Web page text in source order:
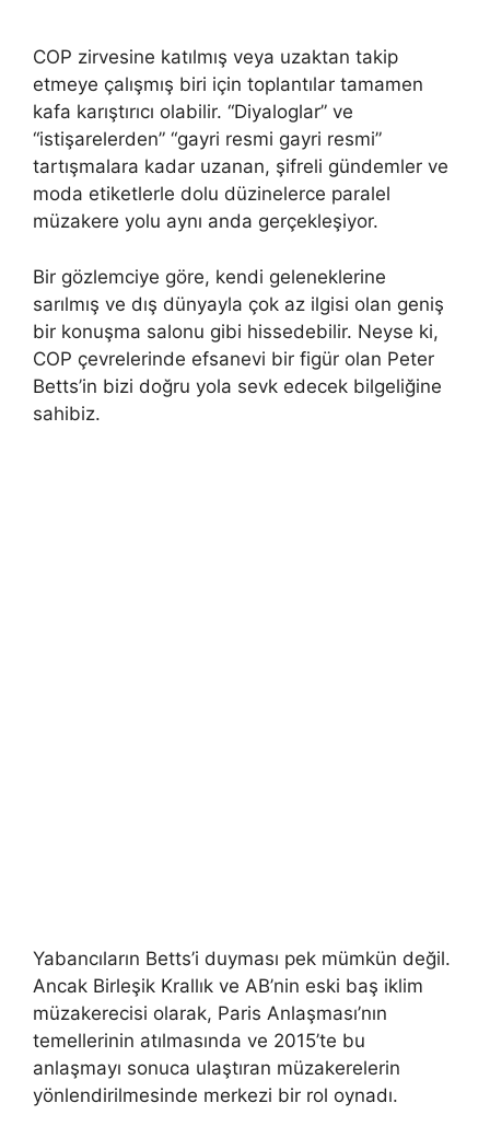
COP zirvesine katılmış veya uzaktan takip
etmeye çalışmış biri için toplantılar tamamen
kafa karıştırıcı olabilir. “Diyaloglar” ve
“istişarelerden” “gayri resmi gayri resmi”
tartışmalara kadar uzanan, şifreli gündemler ve
moda etiketlerle dolu düzinelerce paralel
müzakere yolu aynı anda gerçekleşiyor.
Bir gözlemciye göre, kendi geleneklerine
sarılmış ve dış dünyayla çok az ilgisi olan geniş
bir konuşma salonu gibi hissedebilir. Neyse ki,
COP çevrelerinde efsanevi bir figür olan Peter
Betts’in bizi doğru yola sevk edecek bilgeliğine
sahibiz.
Yabancıların Betts’i duyması pek mümkün değil.
Ancak Birleşik Krallık ve AB’nin eski baş iklim
müzakerecisi olarak, Paris Anlaşması’nın
temellerinin atılmasında ve 2015’te bu
anlaşmayı sonuca ulaştıran müzakerelerin
yönlendirilmesinde merkezi bir rol oynadı.